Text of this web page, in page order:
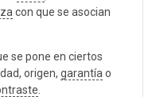
con que se asocian
se pone en ciertos
origen, garantía o